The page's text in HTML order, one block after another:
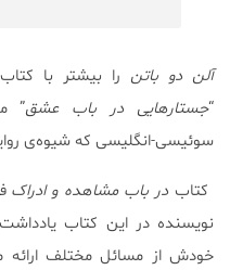
آلن دو باتن را بیشتر با
“جستارهایی در باب عشق”
سوئیسی-انگلیسی که شیوه‌ی
کتاب در باب مشاهده و ادراک
نویسنده در این کتاب
خودش از مسائل مختلف